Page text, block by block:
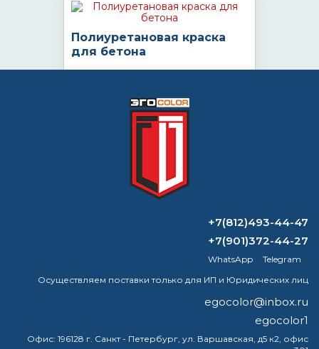
Полиуретановая краска
для бетона
КУПИТЬ
Какую краску используют для
+7(812)493-44-47
+7(901)372-44-27
WhatsApp
Telegram
Осуществляем поставки только для ИП и Юридических лиц
egocolor@inbox.ru
egocolor1
Офис: 196128 г. Санкт - Петербург, ул. Варшавская, д5 к2, офис